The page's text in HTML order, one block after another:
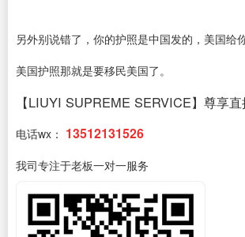
另外别说错了，你的护照是中国发的，美国给
美国护照那就是要移民美国了。
【LIUYI SUPREME SERVICE】尊享
电话wx： 13512131526
我司专注于老板一对一服务